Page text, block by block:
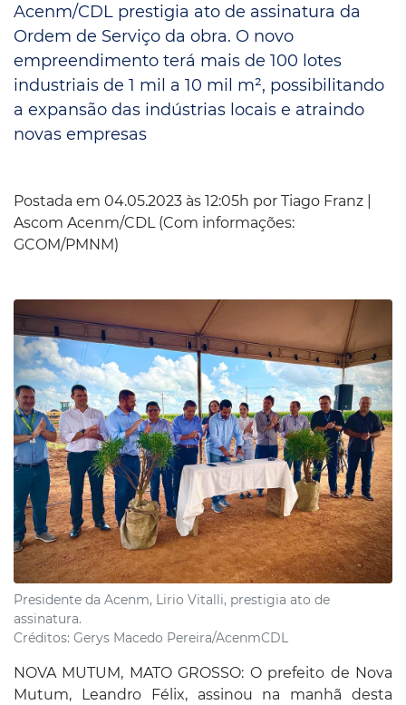
Acenm/CDL prestigia ato de assinatura da
Ordem de Serviço da obra. O novo
empreendimento terá mais de 100 lotes
industriais de 1 mil a 10 mil m², possibilitando
a expansão das indústrias locais e atraindo
novas empresas
Postada em 04.05.2023 às 12:05h por Tiago Franz |
Ascom Acenm/CDL (Com informações:
GCOM/PMNM)
Presidente da Acenm, Lirio Vitalli, prestigia ato de
assinatura.
Créditos: Gerys Macedo Pereira/AcenmCDL
NOVA MUTUM, MATO GROSSO: O prefeito de Nova
Mutum, Leandro Félix, assinou na manhã desta